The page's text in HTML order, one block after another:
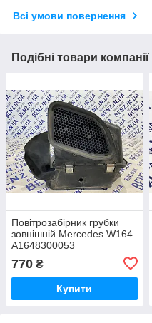
Всі умови повернення
Подібні товари компанії
Повітрозабірник грубки
зовнішній Mercedes W164
A1648300053
770 ₴
Купити